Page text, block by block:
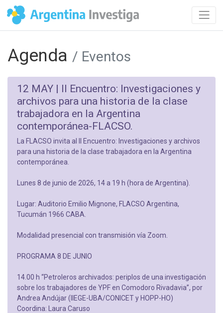
Agenda / Eventos
12 MAY | II Encuentro: Investigaciones y
archivos para una historia de la clase
trabajadora en la Argentina
contemporánea-FLACSO.
La FLACSO invita al II Encuentro: Investigaciones y archivos
para una historia de la clase trabajadora en la Argentina
contemporánea.
Lunes 8 de junio de 2026, 14 a 19 h (hora de Argentina).
Lugar: Auditorio Emilio Mignone, FLACSO Argentina,
Tucumán 1966 CABA.
Modalidad presencial con transmisión vía Zoom.
PROGRAMA 8 DE JUNIO
14.00 h “Petroleros archivados: periplos de una investigación
sobre los trabajadores de YPF en Comodoro Rivadavia”, por
Andrea Andújar (IIEGE-UBA/CONICET y HOPP-HO)
Coordina: Laura Caruso